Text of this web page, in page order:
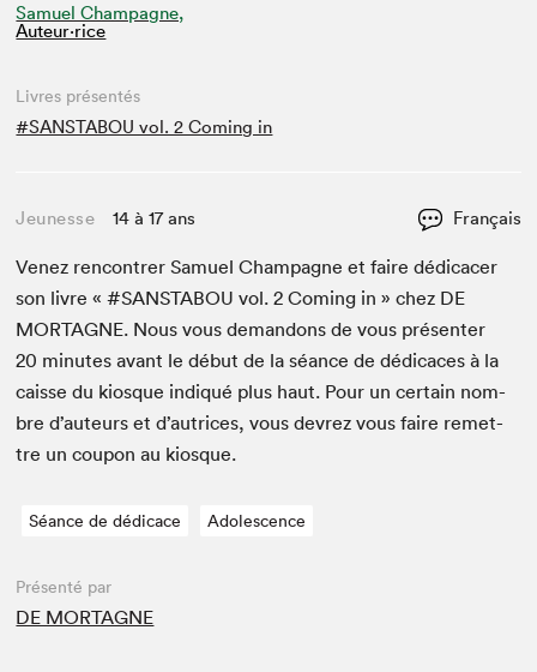
Samuel Champagne,
Auteur·rice
Livres présentés
#SANSTABOU vol. 2 Coming in
Jeunesse 14 à 17 ans Français
Venez ren­con­tr­er Samuel Cham­pagne et faire dédi­cac­er
son livre « #SANSTABOU vol.2 Com­ing in » chez DE
MORTAGNE. Nous vous deman­dons de vous présen­ter
20 min­utes avant le début de la séance de dédi­caces à la
caisse du kiosque indiqué plus haut. Pour un cer­tain nom­
bre d’auteurs et d’autrices, vous devrez vous faire remet­
tre un coupon au kiosque.
Séance de dédicace Adolescence
Présenté par
DE MORTAGNE